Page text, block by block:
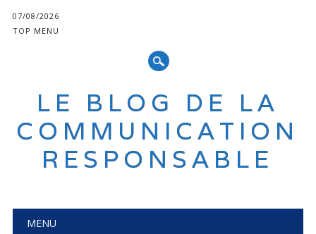
07/08/2026
TOP MENU
LE BLOG DE LA
COMMUNICATION
RESPONSABLE
Main menu
MENU